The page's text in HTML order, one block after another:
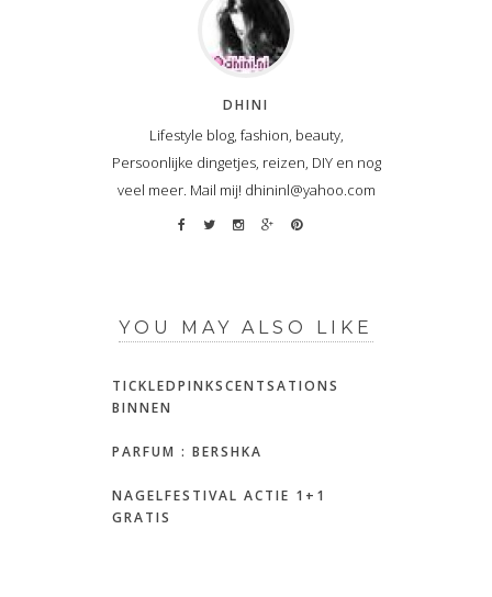
DHINI
Lifestyle blog, fashion, beauty,
Persoonlijke dingetjes, reizen, DIY en nog
veel meer. Mail mij! dhininl@yahoo.com
YOU MAY ALSO LIKE
TICKLEDPINKSCENTSATIONS
BINNEN
PARFUM : BERSHKA
NAGELFESTIVAL ACTIE 1+1
GRATIS